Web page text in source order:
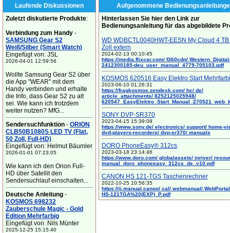
Laufende Diskussionen
Zuletzt diskutierte Produkte:
Verbindung zum Handy -
SAMSUNG Gear S2
Weiß/Silber (Smart Watch)
Eingefügt von: JSL
2026-04-01 12:59:56
Wollte Samsung Gear S2 über
die App "WEAR" mit dem
Handy verbinden und erhalte
die Info, dass Gear S2 zu alt
sei. Wie kann ich trotzdem
weiter nutzen? MfG...
Sendersuchfunktion - ORION
CLB50B1080S LED TV (Flat,
50 Zoll, Full-HD)
Eingefügt von: Helmut Bäumler
2026-01-01 07:23:05
Wie kann ich den Orion Full-
HD über Satellit den
Sendersuchlauf einschalten...
Deutsche Anleitung -
KOSMOS 698232
Zauberschule Magic - Gold
Edition Mehrfarbig
Eingefügt von: Nils Münter
2025-12-25 15:15:40
Aufgenommene
Hinterlassen Sie hier den Link zur
Bedienungsanleitung für das abgebildete
WD WDBCTL0040HWT-EESN My Cloud 4
Zoll extern
2024-02-13 00:10:45
https://media.flixcar.com/ f360cdn/ Western_Digital-
2412300185-deu_user_manual_4779-705103.pdf
KOSMOS 620516 Easy Elektro Start
2023-06-10 01:26:31
https://fragkosmos.zendesk.com/ hc/ de/
article_attachments/ 8252125025948/
SONY DVP-SR370
2023-04-15 15:39:09
https://www.sony.de/ electronics/ support/ home-
dvd-players-recorders/ dvp-sr370/ manuals
DORO PhoneEasy® 312cs
2023-03-18 23:14:46
https://www.doro.com/ globalassets/ inriver/
manual_doro_phoneeasy_312cs_de_v10.pdf
CANON HS 121-TGS Taschenrechner
2022-10-25 10:56:35
https://ij.manual.canon/ cal/ webmanual/
HS-121TGA%20(EXP)_P.pdf